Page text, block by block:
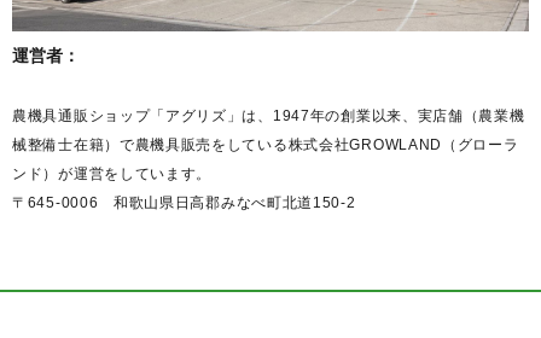
運営者：
農機具通販ショップ「アグリズ」は、1947年の創業以来、実店舗（農業機
械整備士在籍）で農機具販売をしている株式会社GROWLAND（グローラ
ンド）が運営をしています。
〒645-0006 和歌山県日高郡みなべ町北道150-2